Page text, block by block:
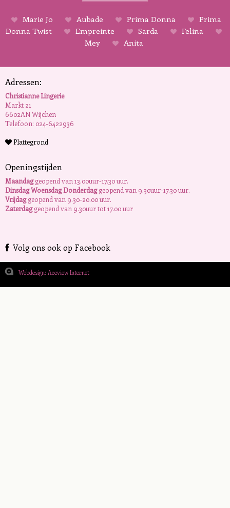
Marie Jo Aubade Prima Donna
Prima
Donna Twist
Empreinte Sarda
Felina
Mey
Anita
Adressen:
Christianne Lingerie
Markt 21
6602AN Wijchen
Telefoon: 024-6422936
Plattegrond
Openingstijden
Maandaggeopend van 13.00uur-17.30 uur.
Dinsdag Woensdag Donderdaggeopend van 9.30uur-17.30 uur.
Vrijdaggeopend van 9.30-20.00 uur.
Zaterdaggeopend van 9.30uur tot 17.00 uur
Volg ons ook op Facebook
Webdesign: Aceview Internet